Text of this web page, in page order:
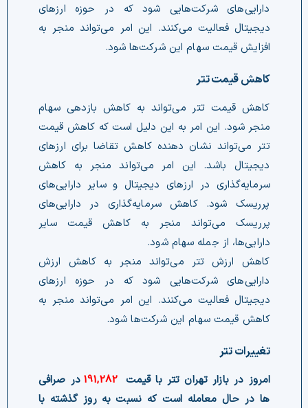
دارایی‌های شرکت‌هایی شود که در حوزه ارزهای
دیجیتال فعالیت می‌کنند. این امر می‌تواند منجر به
افزایش قیمت سهام این شرکت‌ها شود.
کاهش قیمت تتر
کاهش قیمت تتر می‌تواند به کاهش بازدهی سهام
منجر شود. این امر به این دلیل است که کاهش قیمت
تتر می‌تواند نشان دهنده کاهش تقاضا برای ارزهای
دیجیتال باشد. این امر می‌تواند منجر به کاهش
سرمایه‌گذاری در ارزهای دیجیتال و سایر دارایی‌های
پرریسک شود. کاهش سرمایه‌گذاری در دارایی‌های
پرریسک می‌تواند منجر به کاهش قیمت سایر
دارایی‌ها، از جمله سهام شود.
کاهش ارزش تتر می‌تواند منجر به کاهش ارزش
دارایی‌های شرکت‌هایی شود که در حوزه ارزهای
دیجیتال فعالیت می‌کنند. این امر می‌تواند منجر به
کاهش قیمت سهام این شرکت‌ها شود.
تغییرات تتر
امروز در بازار تهران تتر با قیمت 191,282 در صرافی
ها در حال معامله است که نسبت به روز گذشته با